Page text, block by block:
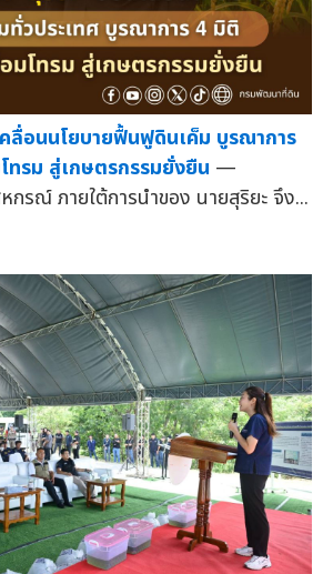
อนนโยบายฟื้นฟูดินเค็ม บูรณาการ
รม สู่เกษตรกรรมยั่งยืน —
กรณ์ ภายใต้การนำของ นายสุริยะ จึง...